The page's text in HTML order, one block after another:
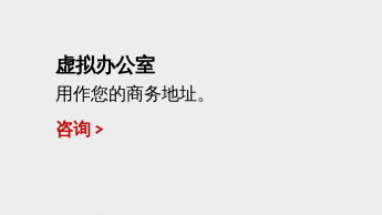
虚拟办公室
用作您的商务地址。
咨询